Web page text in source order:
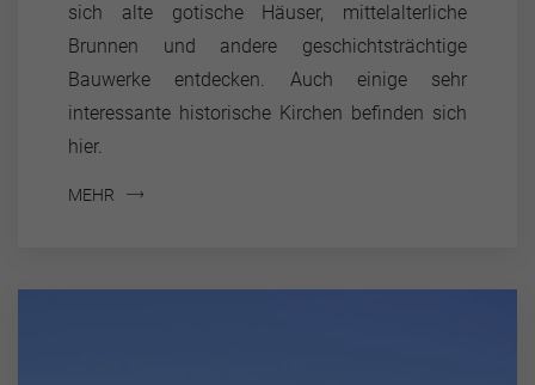
sich alte gotische Häuser, mittelalterliche
Brunnen und andere geschichtsträchtige
Bauwerke entdecken. Auch einige sehr
interessante historische Kirchen befinden sich
hier.
MEHR